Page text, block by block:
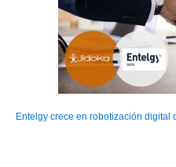
Entelgy crece en robotización digital